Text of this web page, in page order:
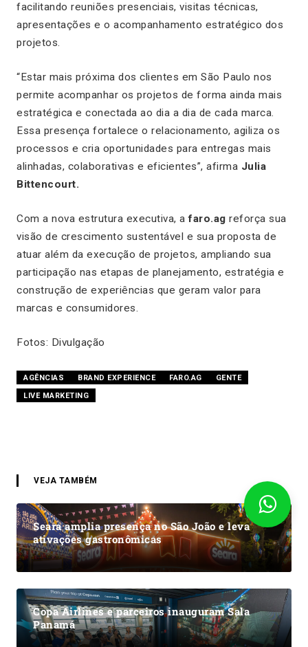
facilitando reuniões presenciais, visitas técnicas,
apresentações e o acompanhamento estratégico dos
projetos.
“Estar mais próxima dos clientes em São Paulo nos
permite acompanhar os projetos de forma ainda mais
estratégica e conectada ao dia a dia de cada marca.
Essa presença fortalece o relacionamento, agiliza os
processos e cria oportunidades para entregas mais
alinhadas, colaborativas e eficientes”, afirma Julia
Bittencourt.
Com a nova estrutura executiva, afaro.ag reforça sua
visão de crescimento sustentável e sua proposta de
atuar além da execução de projetos, ampliando sua
participação nas etapas de planejamento, estratégia e
construção de experiências que geram valor para
marcas e consumidores.
Fotos: Divulgação
AGÊNCIAS BRAND EXPERIENCE FARO.AG
GENTE
LIVE MARKETING
VEJA TAMBÉM
Seara amplia presença no São João e leva
ativações gastronômicas
Copa Airlines e parceiros inauguram Sala
Panamá